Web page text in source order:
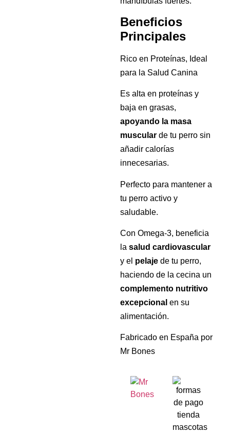
Beneficios
Principales
Rico en Proteínas, Ideal
para la Salud Canina
Es alta en proteínas y
baja en grasas,
apoyando la masa
muscularde tu perro sin
añadir calorías
innecesarias.
Perfecto para mantener a
tu perro activo y
saludable.
Con Omega-3, beneficia
la salud cardiovascular
y el pelajede tu perro,
haciendo de la cecina un
complemento nutritivo
excepcional en su
alimentación.
Fabricado en España por
Mr Bones